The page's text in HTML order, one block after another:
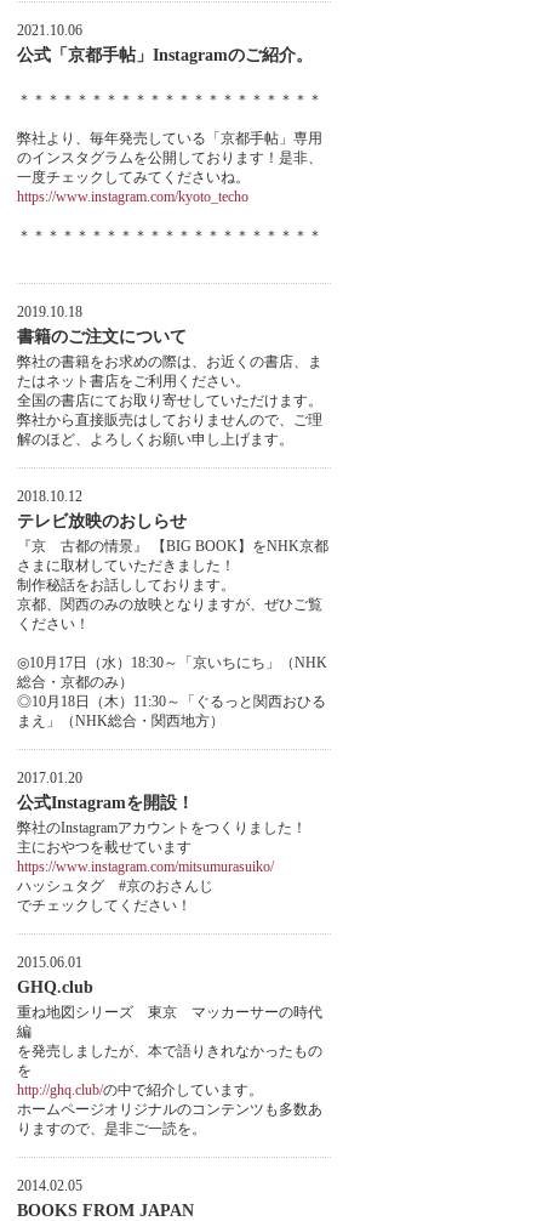
2021.10.06
公式「京都手帖」Instagramのご紹介。
＊＊＊＊＊＊＊＊＊＊＊＊＊＊＊＊＊＊＊＊＊
弊社より、毎年発売している「京都手帖」専用
のインスタグラムを公開しております！是非、
一度チェックしてみてくださいね。
https://www.instagram.com/kyoto_techo
＊＊＊＊＊＊＊＊＊＊＊＊＊＊＊＊＊＊＊＊＊
2019.10.18
書籍のご注文について
弊社の書籍をお求めの際は、お近くの書店、ま
たはネット書店をご利用ください。
全国の書店にてお取り寄せしていただけます。
弊社から直接販売はしておりませんので、ご理
解のほど、よろしくお願い申し上げます。
2018.10.12
テレビ放映のおしらせ
『京 古都の情景』 【BIG BOOK】をNHK京都
さまに取材していただきました！
制作秘話をお話ししております。
京都、関西のみの放映となりますが、ぜひご覧
ください！
◎10月17日（水）18:30～「京いちにち」（NHK
総合・京都のみ）
◎10月18日（木）11:30～「ぐるっと関西おひる
まえ」（NHK総合・関西地方）
2017.01.20
公式Instagramを開設！
弊社のInstagramアカウントをつくりました！
主におやつを載せています
https://www.instagram.com/mitsumurasuiko/
ハッシュタグ #京のおさんじ
でチェックしてください！
2015.06.01
GHQ.club
重ね地図シリーズ 東京 マッカーサーの時代
編
を発売しましたが、本で語りきれなかったもの
を
http://ghq.club/の中で紹介しています。
ホームページオリジナルのコンテンツも多数あ
りますので、是非ご一読を。
2014.02.05
BOOKS FROM JAPAN